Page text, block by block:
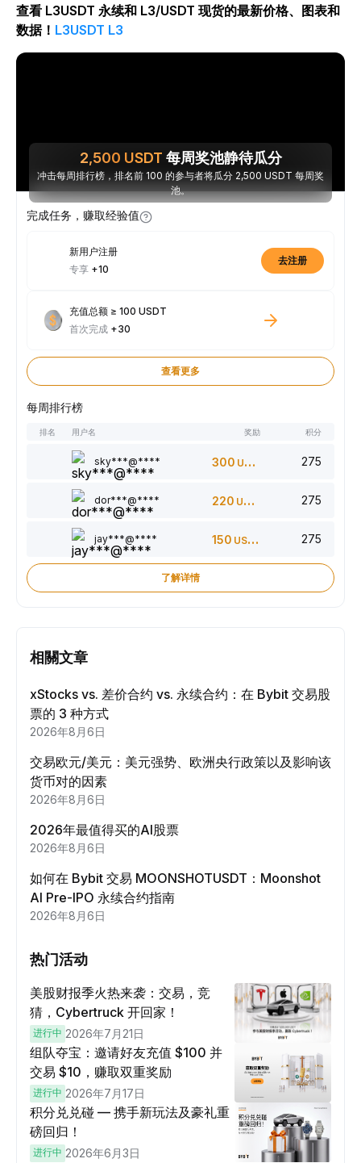
查看 L3USDT 永续和 L3/USDT 现货的最新价格、图表和
数据！ L3USDT L3
2,500 USDT 每周奖池静待瓜分
冲击每周排行榜，排名前 100 的参与者将瓜分 2,500 USDT 每周奖
池。
完成任务，赚取经验值
新用户注册
专享 +10
去注册
充值总额 ≥ 100 USDT
首次完成 +30
查看更多
每周排行榜
排名 用户名 奖励 积分
sky***@**** 300 USDT 275
dor***@**** 220 USDT 275
jay***@**** 150 USDT 275
了解详情
相關文章
xStocks vs. 差价合约 vs. 永续合约：在 Bybit 交易股
票的 3 种方式
2026年8月6日
交易欧元/美元：美元强势、欧洲央行政策以及影响该
货币对的因素
2026年8月6日
2026年最值得买的AI股票
2026年8月6日
如何在 Bybit 交易 MOONSHOTUSDT：Moonshot
AI Pre-IPO 永续合约指南
2026年8月6日
热门活动
美股财报季火热来袭：交易，竞
猜，Cybertruck 开回家！
进行中 2026年7月21日
组队夺宝：邀请好友充值 $100 并
交易 $10，赚取双重奖励
进行中 2026年7月17日
积分兑兑碰 — 携手新玩法及豪礼重
磅回归！
进行中 2026年6月3日